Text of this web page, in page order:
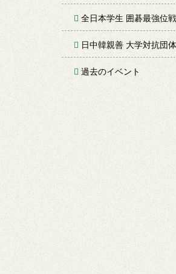
全日本学生 囲碁最強位戦
日中韓親善 大学対抗団
過去のイベント